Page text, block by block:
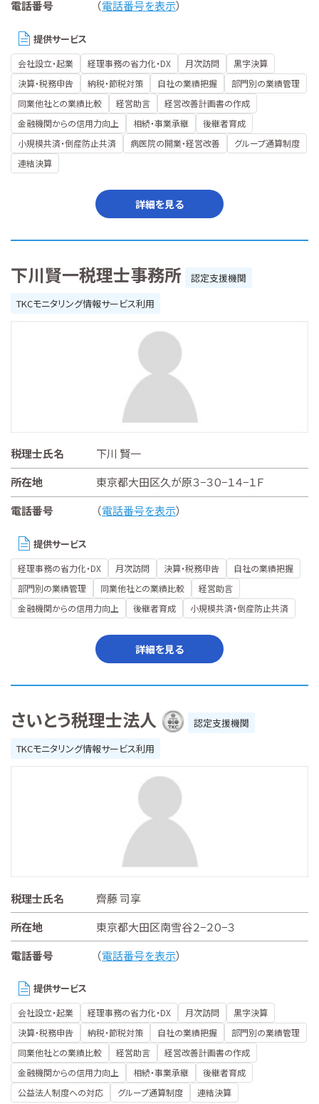
電話番号 （電話番号を表示）
提供サービス
会社設立・起業 経理事務の省力化・DX 月次訪問
黒字決算
決算・税務申告
納税・節税対策 自社の業績把握
部門別の業績管理
同業他社との業績比較
経営助言
経営改善計画書の作成
金融機関からの信用力向上
相続・事業承継
後継者育成
小規模共済・倒産防止共済
病医院の開業・経営改善
グループ通算制度
連結決算
詳細を見る
下川賢一税理士事務所
認定支援機関
TKCモニタリング情報サービス利用
税理士氏名
下川 賢一
所在地
東京都大田区久が原３−３０−１４−１Ｆ
電話番号
（電話番号を表示）
提供サービス
経理事務の省力化・DX 月次訪問 決算・税務申告
自社の業績把握
部門別の業績管理
同業他社との業績比較
経営助言
金融機関からの信用力向上
後継者育成 小規模共済・倒産防止共済
詳細を見る
さいとう税理士法人
認定支援機関
TKCモニタリング情報サービス利用
税理士氏名
齊藤 司享
所在地
東京都大田区南雪谷２−２０−３
電話番号
（電話番号を表示）
提供サービス
会社設立・起業 経理事務の省力化・DX 月次訪問
黒字決算
決算・税務申告
納税・節税対策 自社の業績把握
部門別の業績管理
同業他社との業績比較
経営助言
経営改善計画書の作成
金融機関からの信用力向上
相続・事業承継
後継者育成
公益法人制度への対応
グループ通算制度 連結決算